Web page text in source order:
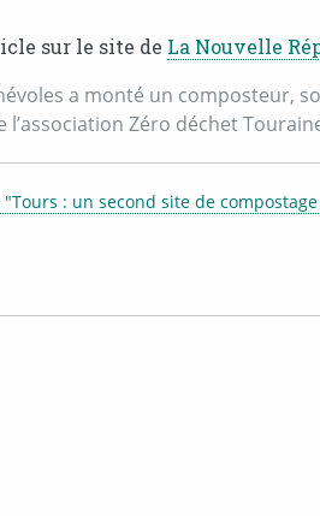
sur le site de La Nouvelle
a monté un composteur,
Zéro déchet
: un second site de